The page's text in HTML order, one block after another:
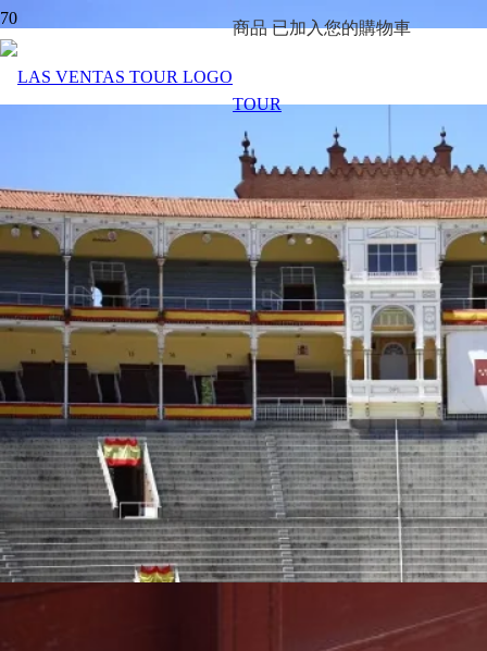
商品已加入您的購物車
TOUR